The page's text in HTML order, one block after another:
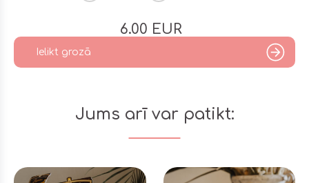
6.00 EUR
Ielikt grozā
Jums arī var patikt: